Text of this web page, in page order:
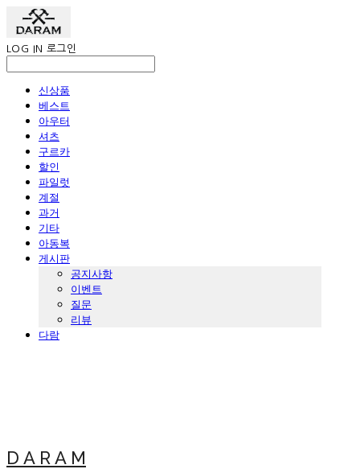
LOG IN 로그인
신상품
베스트
아우터
셔츠
구르카
할인
파일럿
계절
과거
기타
아동복
게시판
공지사항
이벤트
질문
리뷰
다람
D A R A M